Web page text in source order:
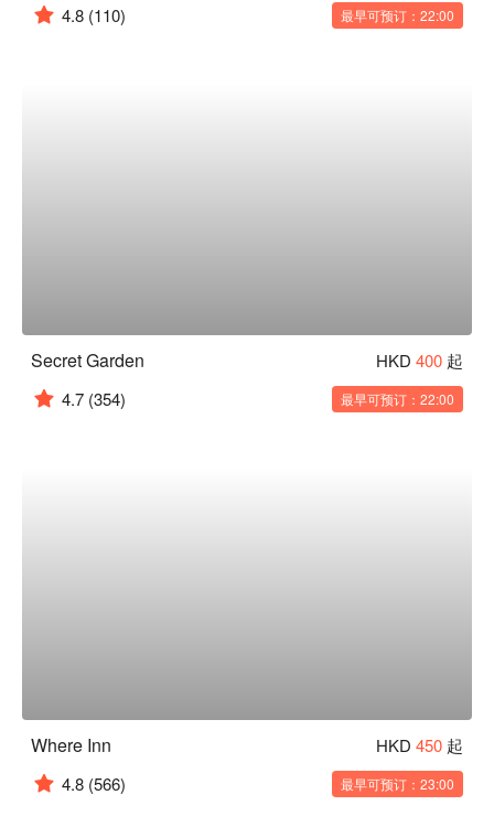
4.8 (110) 最早可预订：22:00
Secret Garden HKD 400 起
4.7 (354) 最早可预订：22:00
Where Inn HKD 450 起
4.8 (566) 最早可预订：23:00